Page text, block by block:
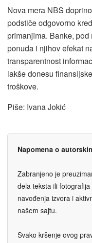
Nova mera NBS
podstiče odgovorno
primanjima. Banke,
ponuda i njihov efekat
transparentnost
lakše donesu
troškove.
Piše: Ivana Jokić
Napomena o
Zabranjeno je
dela teksta ili
navođenja izvora i
našem sajtu.
Svako kršenje ovog